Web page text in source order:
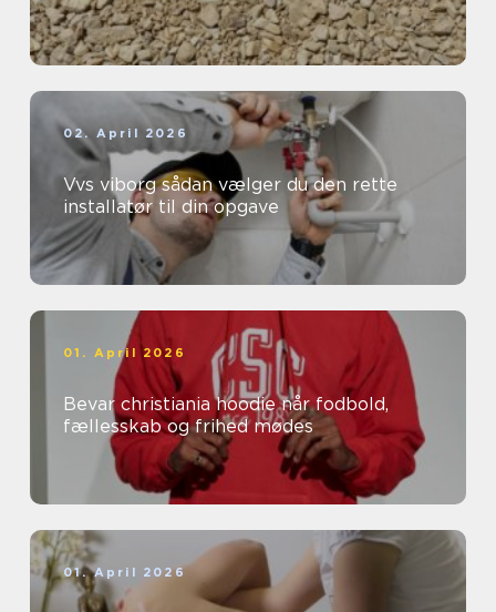
02. April 2026
Vvs viborg sådan vælger du den rette
installatør til din opgave
01. April 2026
Bevar christiania hoodie når fodbold,
fællesskab og frihed mødes
01. April 2026